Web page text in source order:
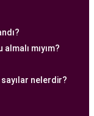
Tüp
tüp bebek
tedavi
tedavisi
mıyım?
nelerdir?